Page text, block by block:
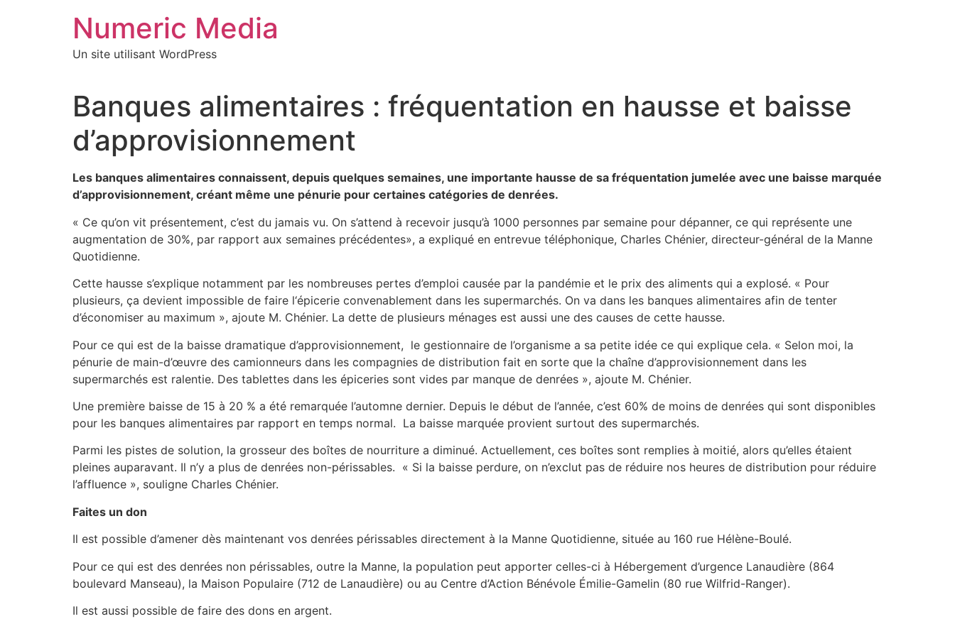
Numeric Media
Un site utilisant WordPress
Banques alimentaires : fréquentation en hausse et baisse
d’approvisionnement
Les banques alimentaires connaissent, depuis quelques semaines, une importante hausse de sa fréquentation jumelée avec une baisse marquée
d’approvisionnement, créant même une pénurie pour certaines catégories de denrées.
« Ce qu’on vit présentement, c’est du jamais vu. On s’attend à recevoir jusqu’à 1000 personnes par semaine pour dépanner, ce qui représente une
augmentation de 30%, par rapport aux semaines précédentes», a expliqué en entrevue téléphonique, Charles Chénier, directeur-général de la Manne
Quotidienne.
Cette hausse s’explique notamment par les nombreuses pertes d’emploi causée par la pandémie et le prix des aliments qui a explosé. « Pour
plusieurs, ça devient impossible de faire l‘épicerie convenablement dans les supermarchés. On va dans les banques alimentaires afin de tenter
d’économiser au maximum », ajoute M. Chénier. La dette de plusieurs ménages est aussi une des causes de cette hausse.
Pour ce qui est de la baisse dramatique d’approvisionnement, le gestionnaire de l’organisme a sa petite idée ce qui explique cela. « Selon moi, la
pénurie de main-d’œuvre des camionneurs dans les compagnies de distribution fait en sorte que la chaîne d’approvisionnement dans les
supermarchés est ralentie. Des tablettes dans les épiceries sont vides par manque de denrées », ajoute M. Chénier.
Une première baisse de 15 à 20 % a été remarquée l’automne dernier. Depuis le début de l’année, c’est 60% de moins de denrées qui sont disponibles
pour les banques alimentaires par rapport en temps normal. La baisse marquée provient surtout des supermarchés.
Parmi les pistes de solution, la grosseur des boîtes de nourriture a diminué. Actuellement, ces boîtes sont remplies à moitié, alors qu’elles étaient
pleines auparavant. Il n’y a plus de denrées non-périssables. « Si la baisse perdure, on n’exclut pas de réduire nos heures de distribution pour réduire
l’affluence », souligne Charles Chénier.
Faites un don
Il est possible d’amener dès maintenant vos denrées périssables directement à la Manne Quotidienne, située au 160 rue Hélène-Boulé.
Pour ce qui est des denrées non périssables, outre la Manne, la population peut apporter celles-ci à Hébergement d’urgence Lanaudière (864
boulevard Manseau), la Maison Populaire (712 de Lanaudière) ou au Centre d’Action Bénévole Émilie-Gamelin (80 rue Wilfrid-Ranger).
Il est aussi possible de faire des dons en argent.